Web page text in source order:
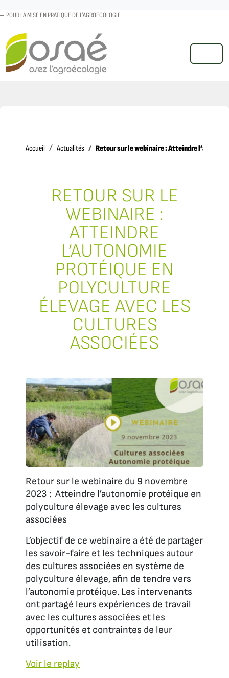
POUR LA MISE EN PRATIQUE DE L'AGROÉCOLOGIE
MENU
Accueil AccueilActualités Retour sur le webinaire : Atteindre
RETOUR SUR LE
WEBINAIRE :
ATTEINDRE
L’AUTONOMIE
PROTÉIQUE EN
POLYCULTURE
ÉLEVAGE AVEC LES
CULTURES
ASSOCIÉES
Retour sur le webinaire du 9 novembre
2023 : Atteindre l’autonomie protéique en
polyculture élevage avec les cultures
associées
L’objectif de ce webinaire a été de partager
les savoir-faire et les techniques autour
des cultures associées en système de
polyculture élevage, afin de tendre vers
l’autonomie protéique. Les intervenants
ont partagé leurs expériences de travail
avec les cultures associées et les
opportunités et contraintes de leur
utilisation.
Voir le replay